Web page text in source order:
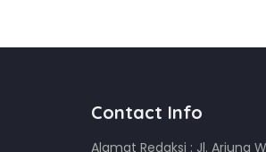
Contact Info
Alamat Redaksi : Jl. Arjuna